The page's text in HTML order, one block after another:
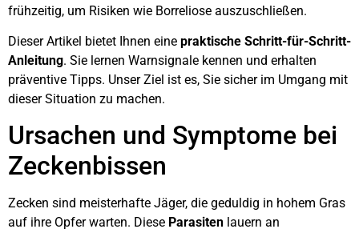
frühzeitig, um Risiken wie Borreliose auszuschließen.
Dieser Artikel bietet Ihnen eine praktische Schritt-für-Schritt-
Anleitung. Sie lernen Warnsignale kennen und erhalten
präventive Tipps. Unser Ziel ist es, Sie sicher im Umgang mit
dieser Situation zu machen.
Ursachen und Symptome bei
Zeckenbissen
Zecken sind meisterhafte Jäger, die geduldig in hohem Gras
auf ihre Opfer warten. Diese Parasiten lauern an